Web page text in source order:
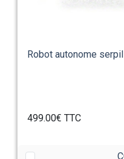
Robot autonome
499.00€ TTC